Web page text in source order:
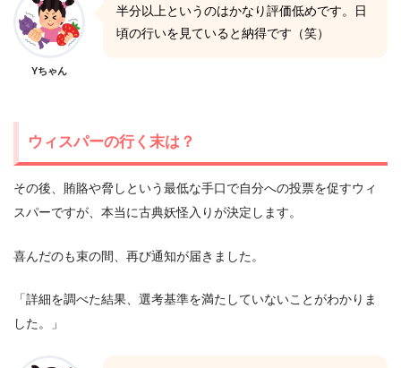
Yちゃん
半分以上というのはかなり評価低めです。日
頃の行いを見ていると納得です（笑）
ウィスパーの行く末は？
その後、賄賂や脅しという最低な手口で自分への投票を促すウィ
スパーですが、本当に古典妖怪入りが決定します。
喜んだのも束の間、再び通知が届きました。
「詳細を調べた結果、選考基準を満たしていないことがわかりま
した。」